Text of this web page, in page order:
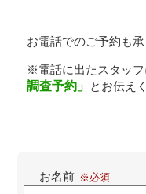
お電話でのご予約も承
※電話に出たスタッフ
調査予約」
とお伝え
お名前